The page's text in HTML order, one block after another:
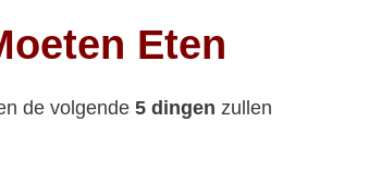
Eten
de volgende 5 dingen zullen